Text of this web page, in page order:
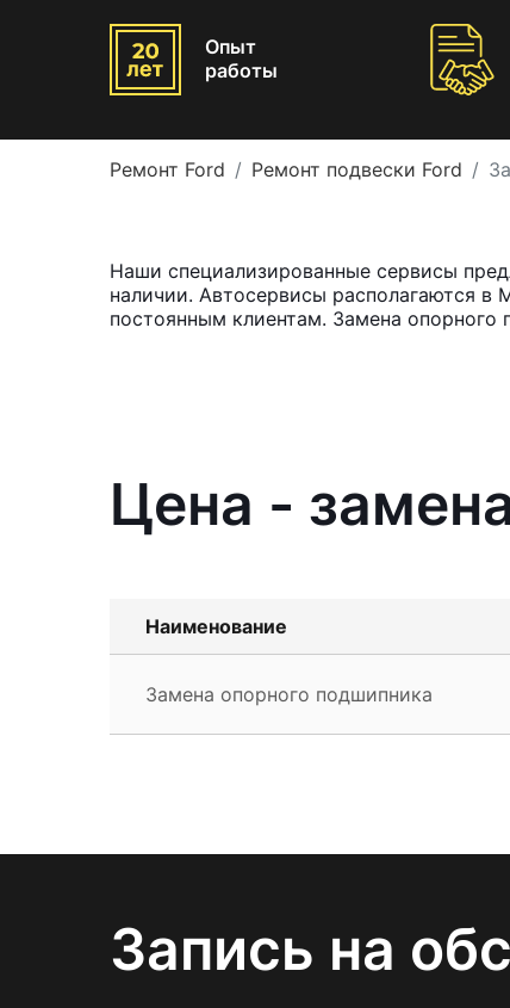
Опыт
работы
Ремонт Ford Ремонт подвески Ford
Наши специализированные сервисы
наличии. Автосервисы располагаются
постоянным клиентам. Замена
Цена -
Наименование
Замена опорного подшипника
Запись на